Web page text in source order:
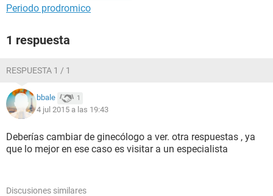
Periodo prodromico
1 respuesta
RESPUESTA 1 / 1
bbale 1
4 jul 2015 a las 19:43
Deberías cambiar de ginecólogo a ver. otra respuestas , ya
que lo mejor en ese caso es visitar a un especialista
Discusiones similares